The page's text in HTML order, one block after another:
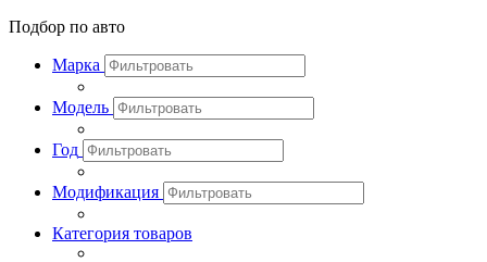
Подбор по авто
Марка
Модель
Год
Модификация
Категория товаров